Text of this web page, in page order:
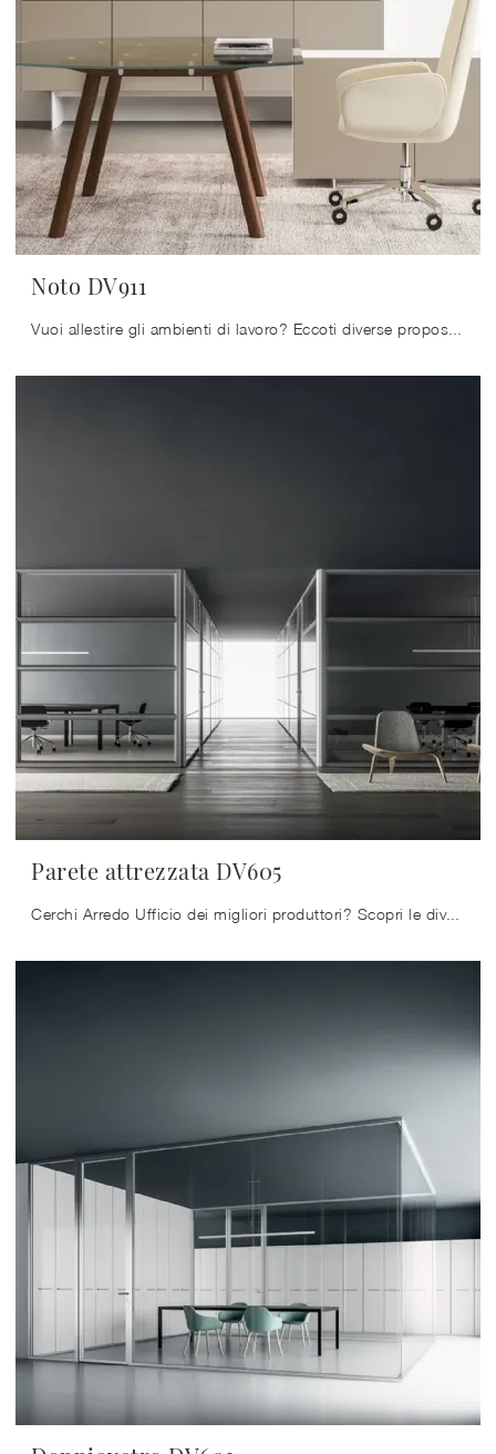
Noto DV911
Parete attrezzata DV605
Cerchi Arredo Ufficio dei migliori produttori? Scopri le diverse proposte di pareti divisorie per ufficio in vetro, come il modello Parete attrezzata ...